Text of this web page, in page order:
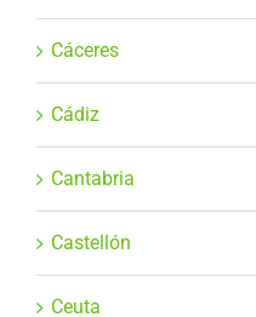
Cáceres
Cádiz
Cantabria
Castellón
Ceuta